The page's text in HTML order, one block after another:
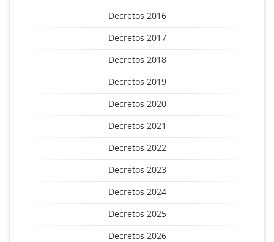
Decretos 2016
Decretos 2017
Decretos 2018
Decretos 2019
Decretos 2020
Decretos 2021
Decretos 2022
Decretos 2023
Decretos 2024
Decretos 2025
Decretos 2026